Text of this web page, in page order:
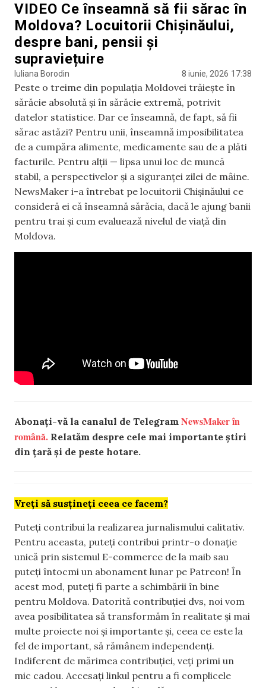
VIDEO Ce înseamnă să fii sărac în
Moldova? Locuitorii Chișinăului,
despre bani, pensii și
supraviețuire
Iuliana Borodin 8 iunie, 2026 17:38
Peste o treime din populația Moldovei trăiește în
sărăcie absolută și în sărăcie extremă, potrivit
datelor statistice. Dar ce înseamnă, de fapt, să fii
sărac astăzi? Pentru unii, înseamnă imposibilitatea
de a cumpăra alimente, medicamente sau de a plăti
facturile. Pentru alții — lipsa unui loc de muncă
stabil, a perspectivelor și a siguranței zilei de mâine.
NewsMaker i-a întrebat pe locuitorii Chișinăului ce
consideră ei că înseamnă sărăcia, dacă le ajung banii
pentru trai și cum evaluează nivelul de viață din
Moldova.
Abonați-vă la canalul de Telegram NewsMaker în
română. Relatăm despre cele mai importante știri
din țară și de peste hotare.
Vreți să susțineți ceea ce facem?
Puteți contribui la realizarea jurnalismului calitativ.
Pentru aceasta, puteți contribui printr-o donație
unică prin sistemul E-commerce de la maib sau
puteți întocmi un abonament lunar pe Patreon! În
acest mod, puteți fi parte a schimbării în bine
pentru Moldova. Datorită contribuției dvs, noi vom
avea posibilitatea să transformăm în realitate și mai
multe proiecte noi și importante și, ceea ce este la
fel de important, să rămânem independenți.
Indiferent de mărimea contribuției, veți primi un
mic cadou. Accesați linkul pentru a fi complicele